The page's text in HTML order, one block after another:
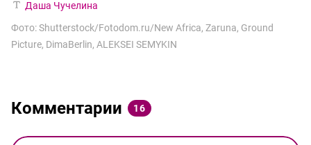
Даша Чучелина
Фото: Shutterstock/Fotodom.ru/New Africa, Zaruna, Ground
Picture, DimaBerlin, ALEKSEI SEMYKIN
Комментарии 16